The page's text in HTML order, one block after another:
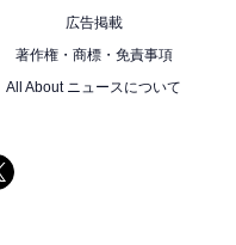
広告掲載
著作権・商標・免責事項
All About ニュースについて